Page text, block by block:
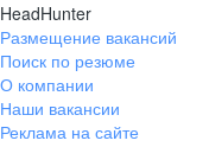
HeadHunter
Размещение вакансий
Поиск по резюме
О компании
Наши вакансии
Реклама на сайте